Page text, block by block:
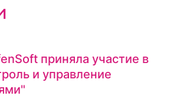
приняла участие в
и управление